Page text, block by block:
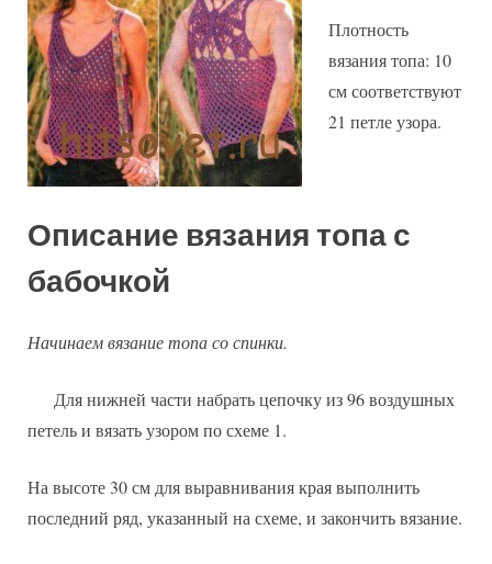
Плотность
вязания топа: 10
см соответствуют
21 петле узора.
Описание вязания топа с
бабочкой
Начинаем вязание топа со спинки.
Для нижней части набрать цепочку из 96 воздушных
петель и вязать узором по схеме 1.
На высоте 30 см для выравнивания края выполнить
последний ряд, указанный на схеме, и закончить вязание.